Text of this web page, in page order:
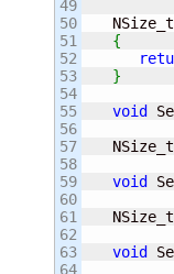
49
50
51
52
53
54
55
56
57
58
59
60
61
62
63
64
{
}
void
void
void